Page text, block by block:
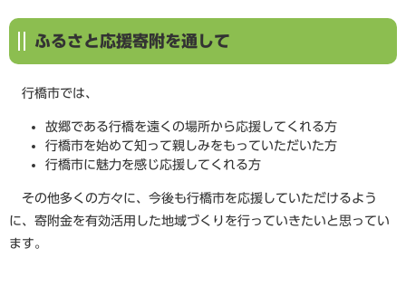
ふるさと応援寄附を通して
行橋市では、
故郷である行橋を遠くの場所から応援してくれる方
行橋市を始めて知って親しみをもっていただいた方
行橋市に魅力を感じ応援してくれる方
その他多くの方々に、今後も行橋市を応援していただけるよう
に、寄附金を有効活用した地域づくりを行っていきたいと思ってい
ます。